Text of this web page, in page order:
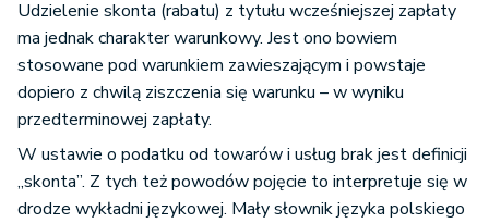
Udzielenie skonta (rabatu) z tytułu wcześniejszej zapłaty
ma jednak charakter warunkowy. Jest ono bowiem
stosowane pod warunkiem zawieszającym i powstaje
dopiero z chwilą ziszczenia się warunku – w wyniku
przedterminowej zapłaty.
W ustawie o podatku od towarów i usług brak jest definicji
„skonta”. Z tych też powodów pojęcie to interpretuje się w
drodze wykładni językowej. Mały słownik języka polskiego